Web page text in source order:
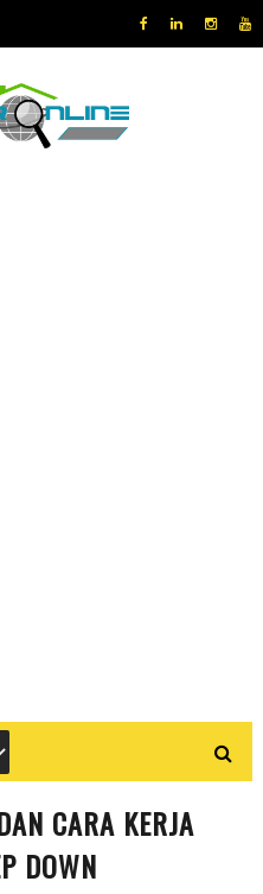
CARA KERJA
DOWN